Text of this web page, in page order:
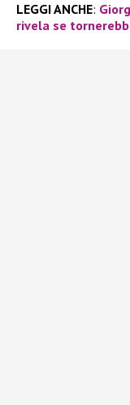
LEGGI ANCHE:
rivela se